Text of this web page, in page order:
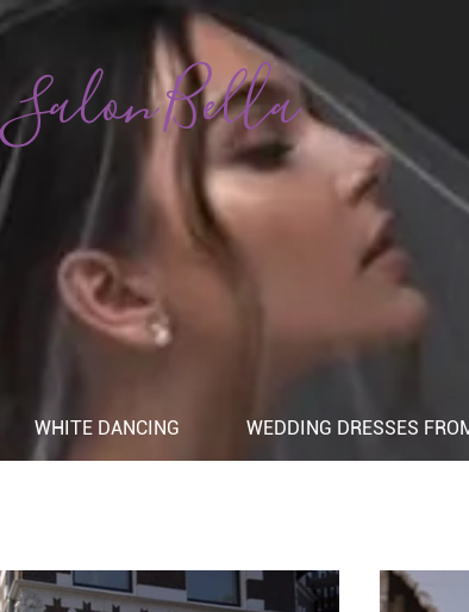
Salon Bella
WHITE DANCING WEDDING DRESSES